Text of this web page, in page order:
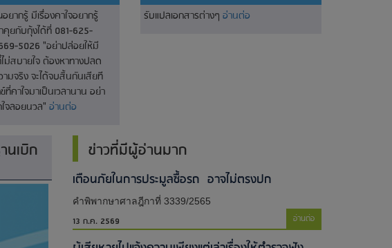
ากรู้ มีเรื่องคาใจอยากรู้
คุยกับกุ้งได้ที่ 081-625-
5026 "อย่าปล่อยให้มี
ไม่สบายใจ ต้องหาทางปลด
มจริง จะได้จบสิ้นกันเสียที
คาใจมาเป็นเวลานาน อย่า
จลอยนวล" อ่านต่อ
รับแปลเอกสารต่างๆ อ่านต่อ
นเบิก ข่าวที่มีผู้อ่านมาก
เตือนภัยในการประมูลซื้อรถ อาจไม่ตรงปก
คำพิพากษาศาลฎีกาที่ 3339/2565
13 ก.ค. 2569 อ่านต่อ